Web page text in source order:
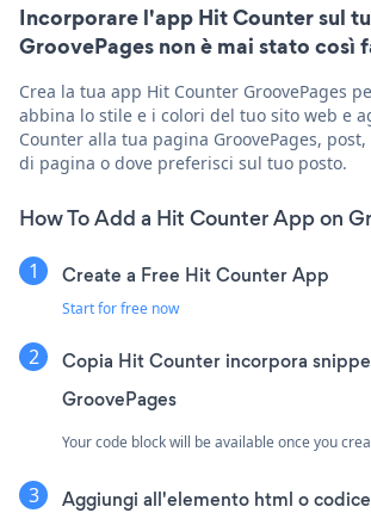
Incorporare l'app Hit Counter sul
GroovePages non è mai stato così
Crea la tua app Hit Counter GroovePages
abbina lo stile e i colori del tuo sito web e
Counter alla tua pagina GroovePages,
di pagina o dove preferisci sul tuo posto.
How To Add a Hit Counter App on
Create a Free Hit Counter App
Start for free now
Copia Hit Counter incorpora
GroovePages
Your code block will be available once you
Aggiungi all'elemento html o